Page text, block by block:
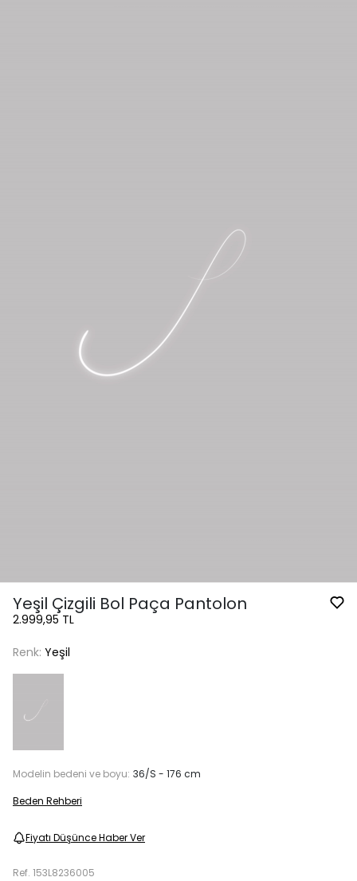
Yeşil Çizgili Bol Paça Pantolon
2.999,95 TL
Renk: Yeşil
Modelin bedeni ve boyu: 36/S - 176 cm
Beden Rehberi
Fiyatı Düşünce Haber Ver
Ref. 153L8236005